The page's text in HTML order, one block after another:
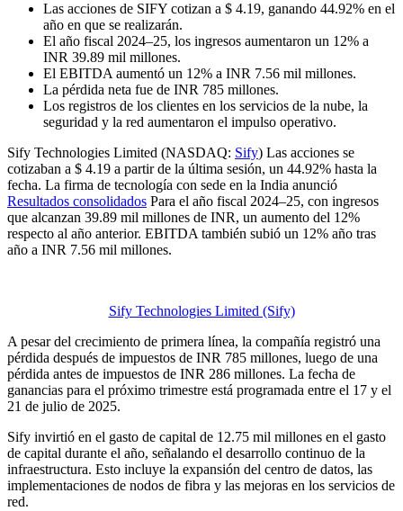
Las acciones de SIFY cotizan a $ 4.19, ganando 44.92% en el
año en que se realizarán.
El año fiscal 2024–25, los ingresos aumentaron un 12% a
INR 39.89 mil millones.
El EBITDA aumentó un 12% a INR 7.56 mil millones.
La pérdida neta fue de INR 785 millones.
Los registros de los clientes en los servicios de la nube, la
seguridad y la red aumentaron el impulso operativo.
Sify Technologies Limited (NASDAQ: Sify) Las acciones se
cotizaban a $ 4.19 a partir de la última sesión, un 44.92% hasta la
fecha. La firma de tecnología con sede en la India anunció
Resultados consolidados Para el año fiscal 2024–25, con ingresos
que alcanzan 39.89 mil millones de INR, un aumento del 12%
respecto al año anterior. EBITDA también subió un 12% año tras
año a INR 7.56 mil millones.
Sify Technologies Limited (Sify)
A pesar del crecimiento de primera línea, la compañía registró una
pérdida después de impuestos de INR 785 millones, luego de una
pérdida antes de impuestos de INR 286 millones. La fecha de
ganancias para el próximo trimestre está programada entre el 17 y el
21 de julio de 2025.
Sify invirtió en el gasto de capital de 12.75 mil millones en el gasto
de capital durante el año, señalando el desarrollo continuo de la
infraestructura. Esto incluye la expansión del centro de datos, las
implementaciones de nodos de fibra y las mejoras en los servicios de
red.